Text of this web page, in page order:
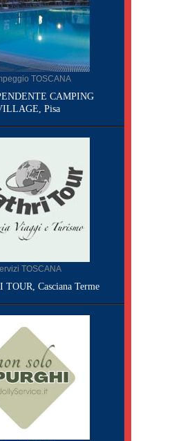
TOSCANA
CAMPING
Pisa
TOSCANA
Casciana Terme